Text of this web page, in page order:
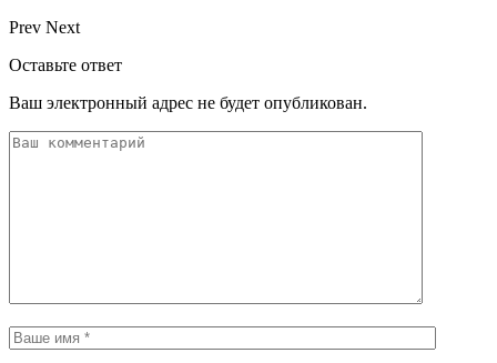
Prev Next
Оставьте ответ
Ваш электронный адрес не будет опубликован.